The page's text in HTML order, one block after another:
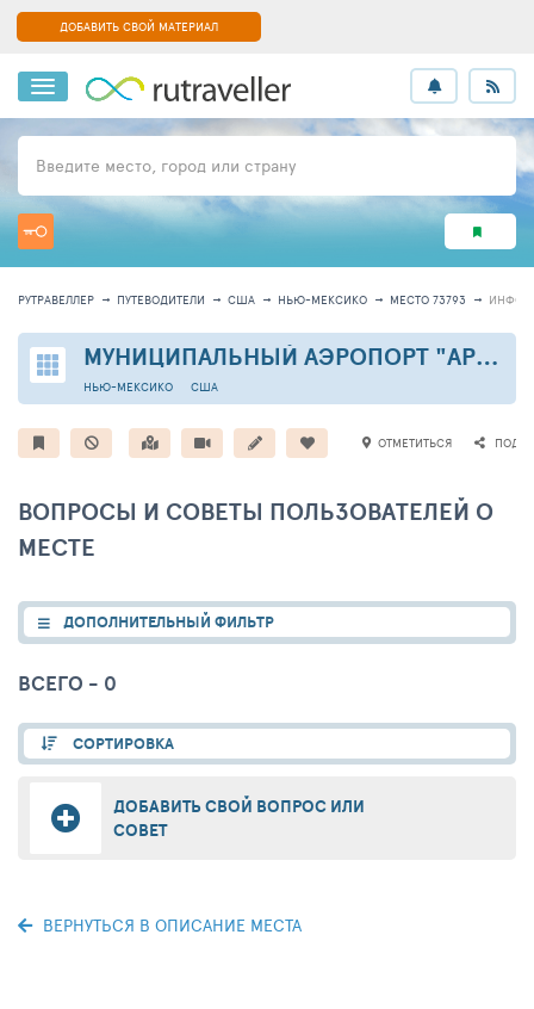
ДОБАВИТЬ СВОЙ МАТЕРИАЛ
Введите место, город или страну
РУТРАВЕЛЛЕР ПУТЕВОДИТЕЛИ США НЬЮ-МЕКСИКО МЕСТО 73793
МУНИЦИПАЛЬНЫЙ АЭРОПОРТ "АРТЕСИЯ"
США
НЬЮ-МЕКСИКО
ОТМЕТИТЬСЯ
ВОПРОСЫ И СОВЕТЫ ПОЛЬЗОВАТЕЛЕЙ О
МЕСТЕ
ДОПОЛНИТЕЛЬНЫЙ ФИЛЬТР
ВСЕГО - 0
СОРТИРОВКА
ДОБАВИТЬ СВОЙ ВОПРОС ИЛИ
СОВЕТ
ВЕРНУТЬСЯ В ОПИСАНИЕ МЕСТА